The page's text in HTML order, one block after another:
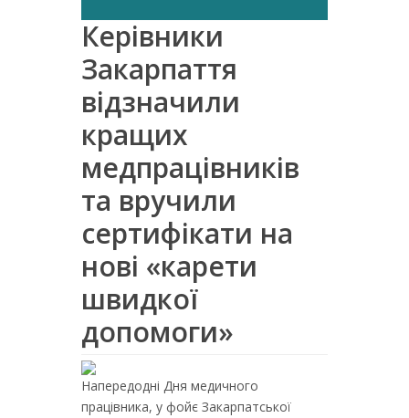
Керівники
Закарпаття
відзначили
кращих
медпрацівників
та вручили
сертифікати на
нові «карети
швидкої
допомоги»
Напередодні Дня медичного
працівника, у фойє Закарпатської